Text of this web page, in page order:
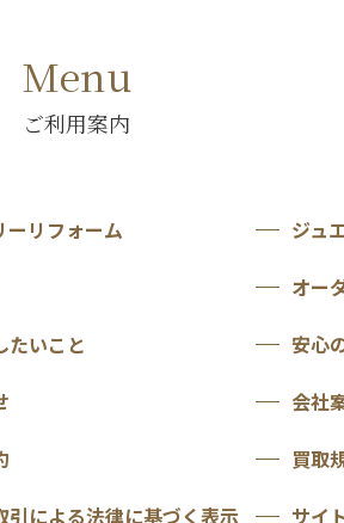
Menu
ご利用案内
ーリフォーム
ジュ
オー
たいこと
安心
会社
買取
引による法律に基づく表示 サイ